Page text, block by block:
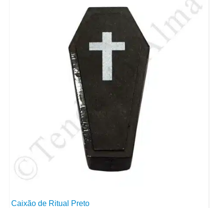
Caixão de Ritual Preto